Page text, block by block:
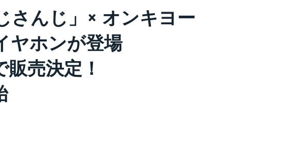
さんじ」× オンキヨー
ヤホンが登場
売決定！